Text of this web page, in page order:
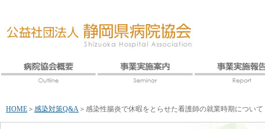
HOME ＞ 感染対策Q&A ＞ 感染性腸炎で休暇をとらせた看護師の就業時期について